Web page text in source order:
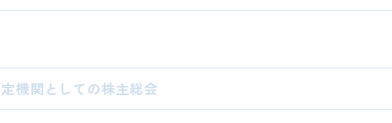
機関としての株主総会